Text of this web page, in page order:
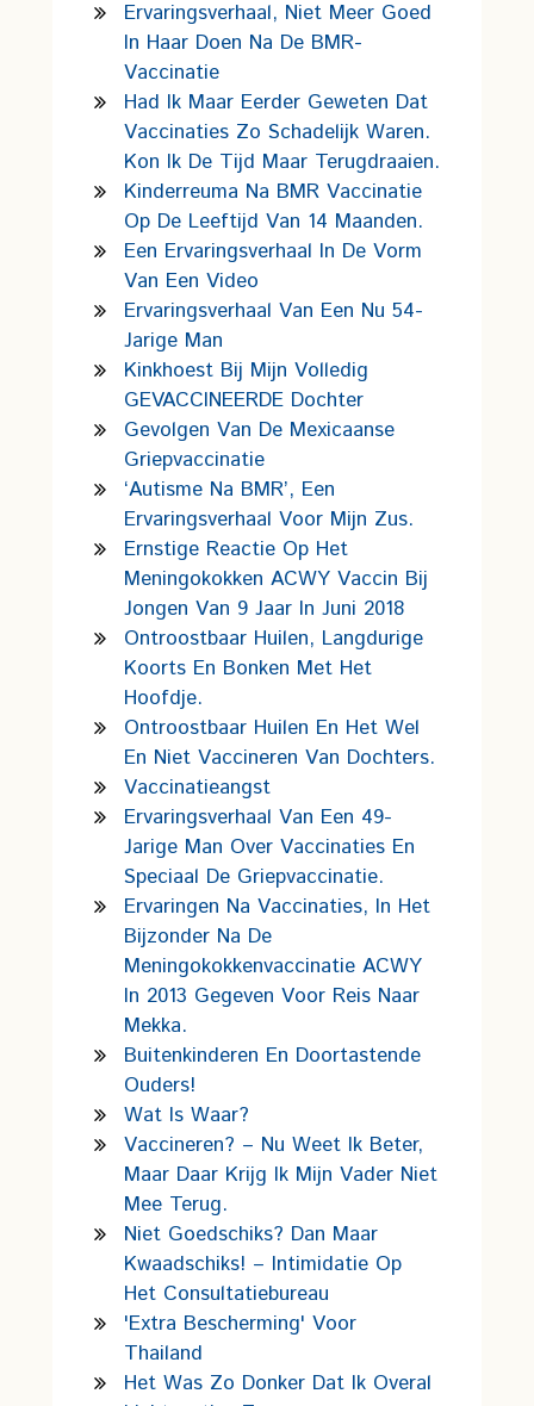
Ervaringsverhaal, Niet Meer Goed
In Haar Doen Na De BMR-
Vaccinatie
Had Ik Maar Eerder Geweten Dat
Vaccinaties Zo Schadelijk Waren.
Kon Ik De Tijd Maar Terugdraaien.
Kinderreuma Na BMR Vaccinatie
Op De Leeftijd Van 14 Maanden.
Een Ervaringsverhaal In De Vorm
Van Een Video
Ervaringsverhaal Van Een Nu 54-
Jarige Man
Kinkhoest Bij Mijn Volledig
GEVACCINEERDE Dochter
Gevolgen Van De Mexicaanse
Griepvaccinatie
‘Autisme Na BMR’, Een
Ervaringsverhaal Voor Mijn Zus.
Ernstige Reactie Op Het
Meningokokken ACWY Vaccin Bij
Jongen Van 9 Jaar In Juni 2018
Ontroostbaar Huilen, Langdurige
Koorts En Bonken Met Het
Hoofdje.
Ontroostbaar Huilen En Het Wel
En Niet Vaccineren Van Dochters.
Vaccinatieangst
Ervaringsverhaal Van Een 49-
Jarige Man Over Vaccinaties En
Speciaal De Griepvaccinatie.
Ervaringen Na Vaccinaties, In Het
Bijzonder Na De
Meningokokkenvaccinatie ACWY
In 2013 Gegeven Voor Reis Naar
Mekka.
Buitenkinderen En Doortastende
Ouders!
Wat Is Waar?
Vaccineren? – Nu Weet Ik Beter,
Maar Daar Krijg Ik Mijn Vader Niet
Mee Terug.
Niet Goedschiks? Dan Maar
Kwaadschiks! – Intimidatie Op
Het Consultatiebureau
'Extra Bescherming' Voor
Thailand
Het Was Zo Donker Dat Ik Overal